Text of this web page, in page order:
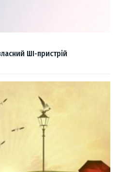
ШІ-пристрій